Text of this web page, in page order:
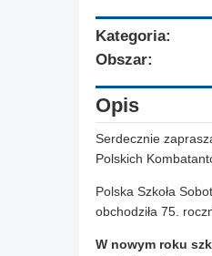
Kategoria:
Obszar:
Opis
Serdecznie
Polskich
Polska Szkoła
obchodziła 75.
W nowym roku